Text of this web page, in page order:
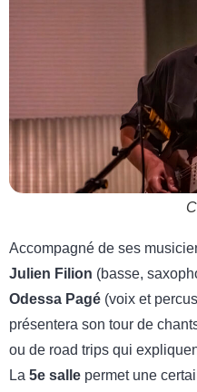
Accompagné de ses
Julien Filion (basse,
Odessa Pagé (voix et
présentera son tour de
ou de road trips qui
La 5e salle permet une